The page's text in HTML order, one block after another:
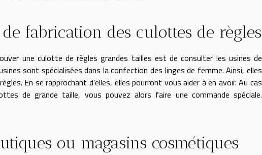
fabrication des culottes de règles
une culotte de règles grandes tailles est de consulter les usines de
sont spécialisées dans la confection des linges de femme. Ainsi, elles
En se rapprochant d’elles, elles pourront vous aider à en avoir. Au cas
de grande taille, vous pouvez alors faire une commande spéciale.
ou magasins cosmétiques